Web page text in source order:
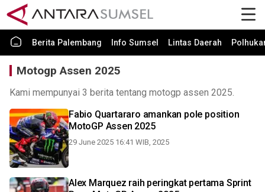
Berita Palembang Info Sumsel Lintas Daerah
Motogp Assen 2025
Kami mempunyai 3 berita tentang motogp assen 2025.
Fabio Quartararo amankan pole position
MotoGP Assen 2025
29 June 2025 16:41 WIB, 2025
Alex Marquez raih peringkat pertama Sprint